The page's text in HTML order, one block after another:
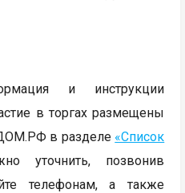
и инструкции
в торгах размещены
в разделе «Список
уточнить, позвонив
телефонам, а также